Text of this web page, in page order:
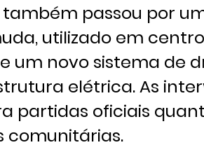
passou por
utilizado em
um novo sistema de
elétrica. As
partidas oficiais
comunitárias.